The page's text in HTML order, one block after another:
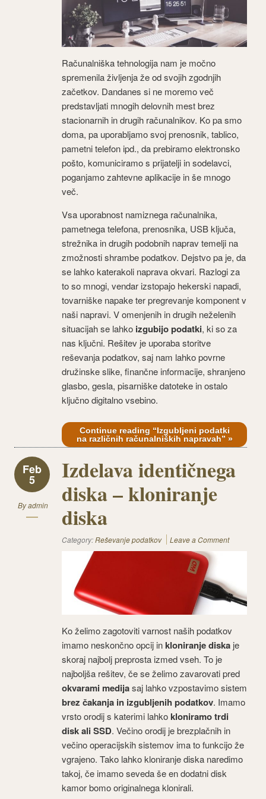
Računalniška tehnologija nam je močno
spremenila življenja že od svojih zgodnjih
začetkov. Dandanes si ne moremo več
predstavljati mnogih delovnih mest brez
stacionarnih in drugih računalnikov. Ko pa smo
doma, pa uporabljamo svoj prenosnik, tablico,
pametni telefon ipd., da prebiramo elektronsko
pošto, komuniciramo s prijatelji in sodelavci,
poganjamo zahtevne aplikacije in še mnogo
več.
Vsa uporabnost namiznega računalnika,
pametnega telefona, prenosnika, USB ključa,
strežnika in drugih podobnih naprav temelji na
zmožnosti shrambe podatkov. Dejstvo pa je, da
se lahko katerakoli naprava okvari. Razlogi za
to so mnogi, vendar izstopajo hekerski napadi,
tovarniške napake ter pregrevanje komponent v
naši napravi. V omenjenih in drugih neželenih
situacijah se lahko izgubijo podatki, ki so za
nas ključni. Rešitev je uporaba storitve
reševanja podatkov, saj nam lahko povrne
družinske slike, finančne informacije, shranjeno
glasbo, gesla, pisarniške datoteke in ostalo
ključno digitalno vsebino.
Continue reading “Izgubljeni podatki
na različnih računalniških napravah” »
Feb
5
Byadmin
Izdelava identičnega
diska – kloniranje
diska
Category:Reševanje podatkov Leave a Comment
Ko želimo zagotoviti varnost naših podatkov
imamo neskončno opcij inkloniranje diska je
skoraj najbolj preprosta izmed vseh. To je
najboljša rešitev, če se želimo zavarovati pred
okvarami medijasaj lahko vzpostavimo sistem
brez čakanja in izgubljenih podatkov. Imamo
vrsto orodij s katerimi lahkokloniramo trdi
disk ali SSD. Večino orodij je brezplačnih in
večino operacijskih sistemov ima to funkcijo že
vgrajeno. Tako lahko kloniranje diska naredimo
takoj, če imamo seveda še en dodatni disk
kamor bomo originalnega klonirali.